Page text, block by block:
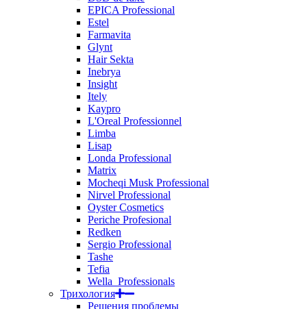
EPICA Professional
Estel
Farmavita
Glynt
Hair Sekta
Inebrya
Insight
Itely
Kaypro
L'Oreal Professionnel
Limba
Lisap
Londa Professional
Matrix
Mocheqi Musk Professional
Nirvel Professional
Oyster Cosmetics
Periche Profesional
Redken
Sergio Professional
Tashe
Tefia
Wella_Professionals
Трихология
Решения проблемы